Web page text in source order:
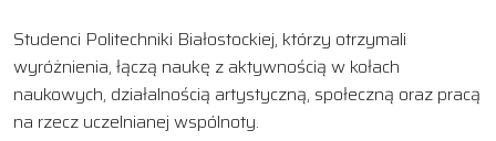
Studenci Politechniki Białostockiej, którzy otrzymali
wyróżnienia, łączą naukę z aktywnością w kołach
naukowych, działalnością artystyczną, społeczną oraz pracą
na rzecz uczelnianej wspólnoty.